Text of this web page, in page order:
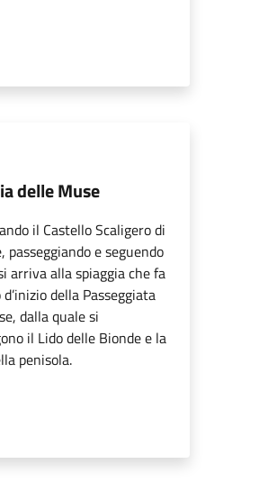
delle Muse
il Castello Scaligero di
passeggiando e seguendo
arriva alla spiaggia che fa
della Passeggiata
dalla quale si
il Lido delle Bionde e la
penisola.